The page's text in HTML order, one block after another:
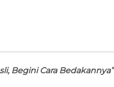
Begini Cara Bedakannya”